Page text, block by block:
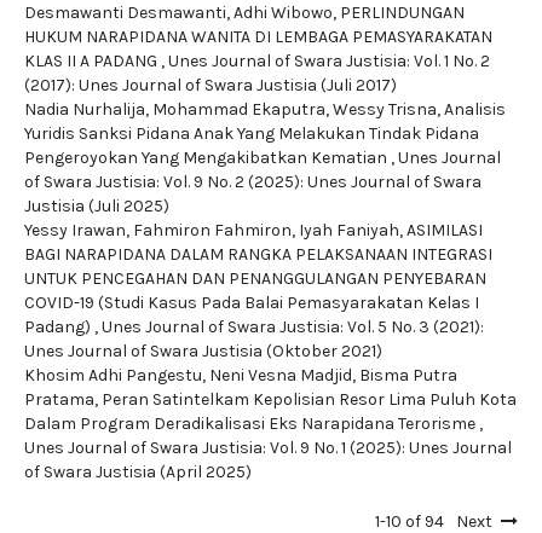
Desmawanti Desmawanti, Adhi Wibowo, PERLINDUNGAN
HUKUM NARAPIDANA WANITA DI LEMBAGA PEMASYARAKATAN
KLAS II A PADANG ,Unes Journal of Swara Justisia: Vol. 1 No. 2
(2017): Unes Journal of Swara Justisia (Juli 2017)
Nadia Nurhalija, Mohammad Ekaputra, Wessy Trisna,Analisis
Yuridis Sanksi Pidana Anak Yang Melakukan Tindak Pidana
Pengeroyokan Yang Mengakibatkan Kematian ,Unes Journal
of Swara Justisia: Vol. 9 No. 2 (2025): Unes Journal of Swara
Justisia (Juli 2025)
Yessy Irawan, Fahmiron Fahmiron, Iyah Faniyah,ASIMILASI
BAGI NARAPIDANA DALAM RANGKA PELAKSANAAN INTEGRASI
UNTUK PENCEGAHAN DAN PENANGGULANGAN PENYEBARAN
COVID-19 (Studi Kasus Pada Balai Pemasyarakatan Kelas I
Padang) ,Unes Journal of Swara Justisia: Vol. 5 No. 3 (2021):
Unes Journal of Swara Justisia (Oktober 2021)
Khosim Adhi Pangestu, Neni Vesna Madjid, Bisma Putra
Pratama, Peran Satintelkam Kepolisian Resor Lima Puluh Kota
Dalam Program Deradikalisasi Eks Narapidana Terorisme ,
Unes Journal of Swara Justisia: Vol. 9 No. 1 (2025): Unes Journal
of Swara Justisia (April 2025)
1-10 of 94 Next